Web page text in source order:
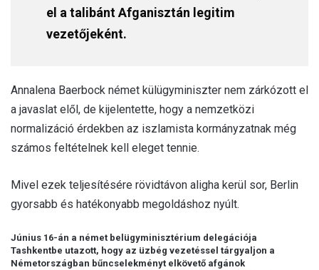
el a talibánt Afganisztán legitim
vezetőjeként.
Annalena Baerbock német külügyminiszter nem zárkózott el
a javaslat elől, de kijelentette, hogy a nemzetközi
normalizáció érdekben az iszlamista kormányzatnak még
számos feltételnek kell eleget tennie.
Mivel ezek teljesítésére rövidtávon aligha kerül sor, Berlin
gyorsabb és hatékonyabb megoldáshoz nyúlt.
Június 16-án a német belügyminisztérium delegációja
Tashkentbe utazott, hogy az üzbég vezetéssel tárgyaljon a
Németországban bűncselekményt elkövető afgánok